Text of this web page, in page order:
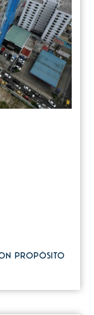
propósito